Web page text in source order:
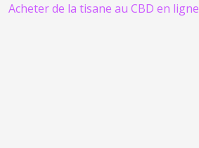
Acheter de la tisane au CBD en ligne